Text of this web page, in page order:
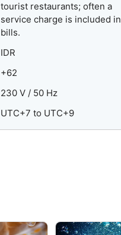
tourist restaurants; often a
service charge is included in
bills.
IDR
+62
230 V / 50 Hz
UTC+7 to UTC+9